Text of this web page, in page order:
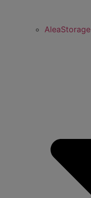
AleaStorage